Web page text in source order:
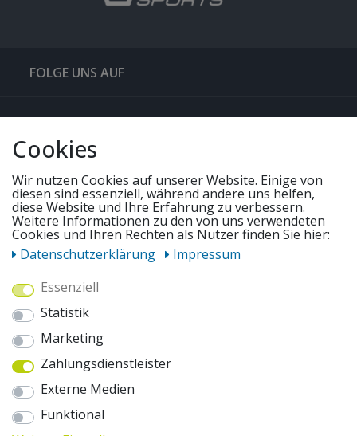
FOLGE UNS AUF
QUICKLINKS & TIPPS
UNSERE ANGEBOTE
WIR VERSENDEN MIT
AUSZEICHNUNGEN & SICHERHEIT
© 2026 pentagonsports.de
Pentagon Sports GmbH & Co. KG
Cookies
Wir nutzen Cookies auf unserer Website. Einige von
diesen sind essenziell, während andere uns helfen,
diese Website und Ihre Erfahrung zu verbessern.
Weitere Informationen zu den von uns verwendeten
Cookies und Ihren Rechten als Nutzer finden Sie hier:
Daten­schutz­erklärung
Impressum
Essenziell
Statistik
Marketing
Zahlungsdienstleister
Externe Medien
Funktional